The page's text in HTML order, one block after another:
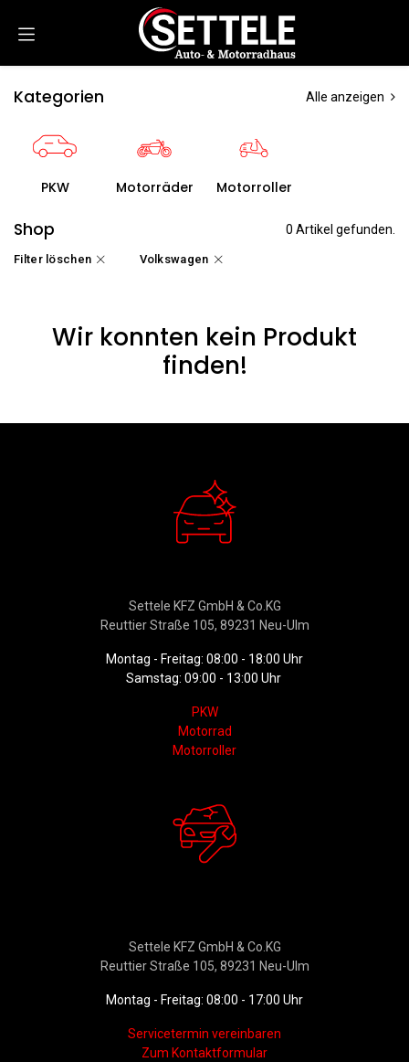
Kategorien Alle anzeigen
PKW Motorräder Motorroller
Shop 0 Artikel gefunden.
Filter löschen Volkswagen
Wir konnten kein Produkt
finden!
Settele KFZ GmbH & Co.KG
Reuttier Straße 105, 89231 Neu-Ulm
Montag - Freitag: 08:00 - 18:00 Uhr
Samstag: 09:00 - 13:00 Uhr
PKW
Motorrad
Motorroller
Settele KFZ GmbH & Co.KG
Reuttier Straße 105, 89231 Neu-Ulm
Montag - Freitag: 08:00 - 17:00 Uhr
Servicetermin vereinbaren
Zum Kontaktformular